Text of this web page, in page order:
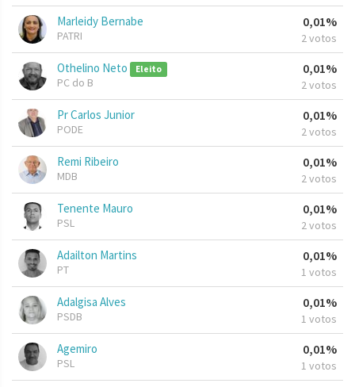
Marleidy Bernabe
PATRI
0,01%
2 votos
Othelino Neto Eleito
PC do B
0,01%
2 votos
Pr Carlos Junior
PODE
0,01%
2 votos
Remi Ribeiro
MDB
0,01%
2 votos
Tenente Mauro
PSL
0,01%
2 votos
Adailton Martins
PT
0,01%
1 votos
Adalgisa Alves
PSDB
0,01%
1 votos
Agemiro
PSL
0,01%
1 votos